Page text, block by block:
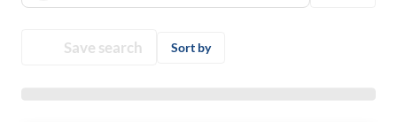
Save search Sort by